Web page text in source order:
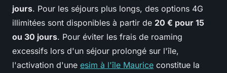
jours. Pour les séjours plus longs, des options 4G
illimitées sont disponibles à partir de 20 € pour 15
ou 30 jours. Pour éviter les frais de roaming
excessifs lors d'un séjour prolongé sur l'île,
l'activation d'une esim à l'île Maurice constitue la